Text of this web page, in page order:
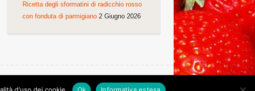
Ricetta degli sformatini di radicchio rosso
con fonduta di parmigiano 2 Giugno 2026
Ricette di Cristina. Non copiare grazie!